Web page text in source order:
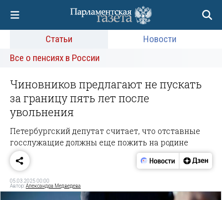
Статьи
Новости
Все о пенсиях в России
Чиновников предлагают не пускать
за границу пять лет после
увольнения
Петербургский депутат считает, что отставные
госслужащие должны еще пожить на родине
05.03.2025 00:00
Автор:Александра Медведева